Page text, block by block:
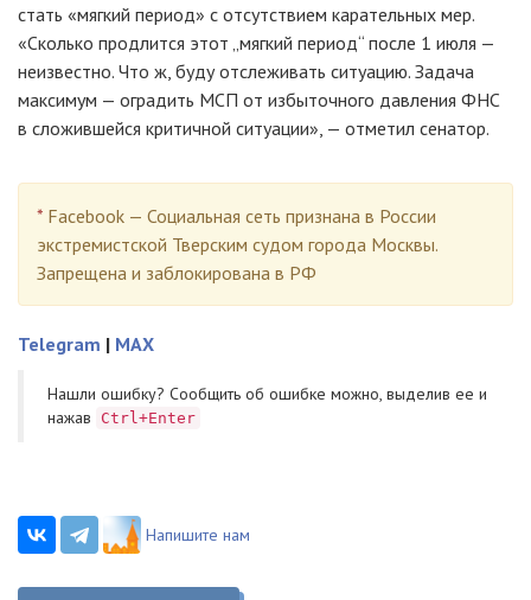
стать «мягкий период» с отсутствием карательных мер.
«Сколько продлится этот „мягкий период“ после 1 июля —
неизвестно. Что ж, буду отслеживать ситуацию. Задача
максимум — оградить МСП от избыточного давления ФНС
в сложившейся критичной ситуации», — отметил сенатор.
* Facebook — Социальная сеть признана в России
экстремистской Тверским судом города Москвы.
Запрещена и заблокирована в РФ
Telegram | MAX
Нашли ошибку? Cообщить об ошибке можно, выделив ее и
нажав
Ctrl+Enter
Напишите нам